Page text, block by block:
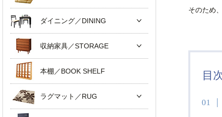
そのため
目
ダイニング／DINING
収納家具／STORAGE
本棚／BOOK SHELF
ラグマット／RUG